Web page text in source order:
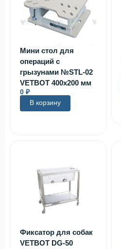
Мини стол для
операций с
грызунами №STL-02
VETBOT 400х200 мм
0 ₽
В корзину
Фиксатор для собак
VETBOT DG-50